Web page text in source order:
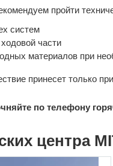
пройти
систем
части
материалов при
принесет только
по телефону
центра